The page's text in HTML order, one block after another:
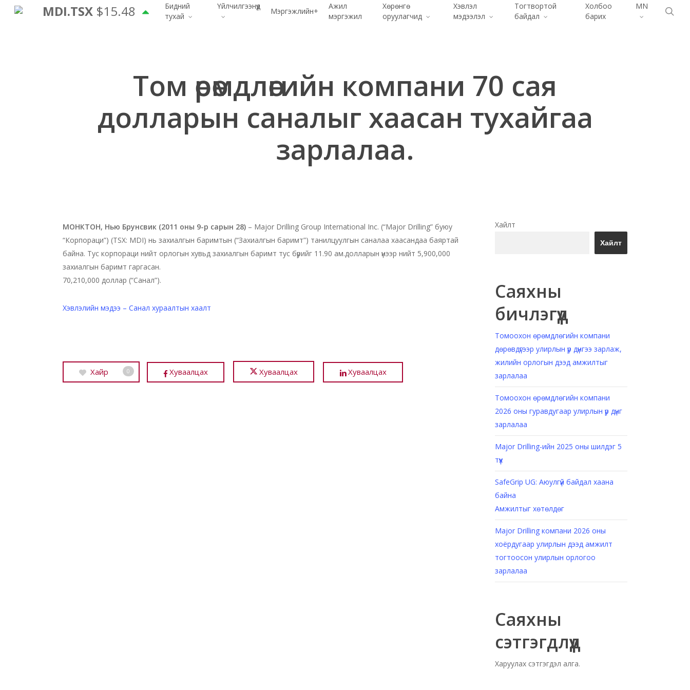
Үндсэн
MDI.TSX $15.48
Бидний
тухай
Үйлчилгээнүүд
Мэргэжлийн+
Ажил
мэргэжил
Хөрөнгө
оруулагчид
Хэвлэл
мэдээлэл
Тогтвортой
байдал
Холбоо
барих
MN
Том өрөмдлөгийн компани 70 сая
долларын саналыг хаасан тухайгаа
зарлалаа.
МОНКТОН, Нью Брунсвик (2011 оны 9-р сарын 28) – Major Drilling Group International Inc. (“Major Drilling” буюу
“Корпораци”) (TSX: MDI) нь захиалгын баримтын (“Захиалгын баримт”) танилцуулгын саналаа хаасандаа баяртай
байна. Тус корпораци нийт орлогын хувьд захиалгын баримт тус бүрийг 11.90 ам.долларын үнээр нийт 5,900,000
захиалгын баримт гаргасан.
70,210,000 доллар (“Санал”).
Хэвлэлийн мэдээ – Санал хураалтын хаалт
Хайр 0 Хуваалцах Хуваалцах Хуваалцах
Хайлт
Хайлт
Саяхны
бичлэгүүд
Томоохон өрөмдлөгийн компани
дөрөвдүгээр улирлын үр дүнгээ зарлаж,
жилийн орлогын дээд амжилтыг
зарлалаа
Томоохон өрөмдлөгийн компани
2026 оны гуравдугаар улирлын үр дүнг
зарлалаа
Major Drilling-ийн 2025 оны шилдэг 5
түүх
SafeGrip UG: Аюулгүй байдал хаана
байна
Амжилтыг хөтөлдөг
Major Drilling компани 2026 оны
хоёрдугаар улирлын дээд амжилт
тогтоосон улирлын орлогоо
зарлалаа
Саяхны
сэтгэгдлүүд
Харуулах сэтгэгдэл алга.
Menu